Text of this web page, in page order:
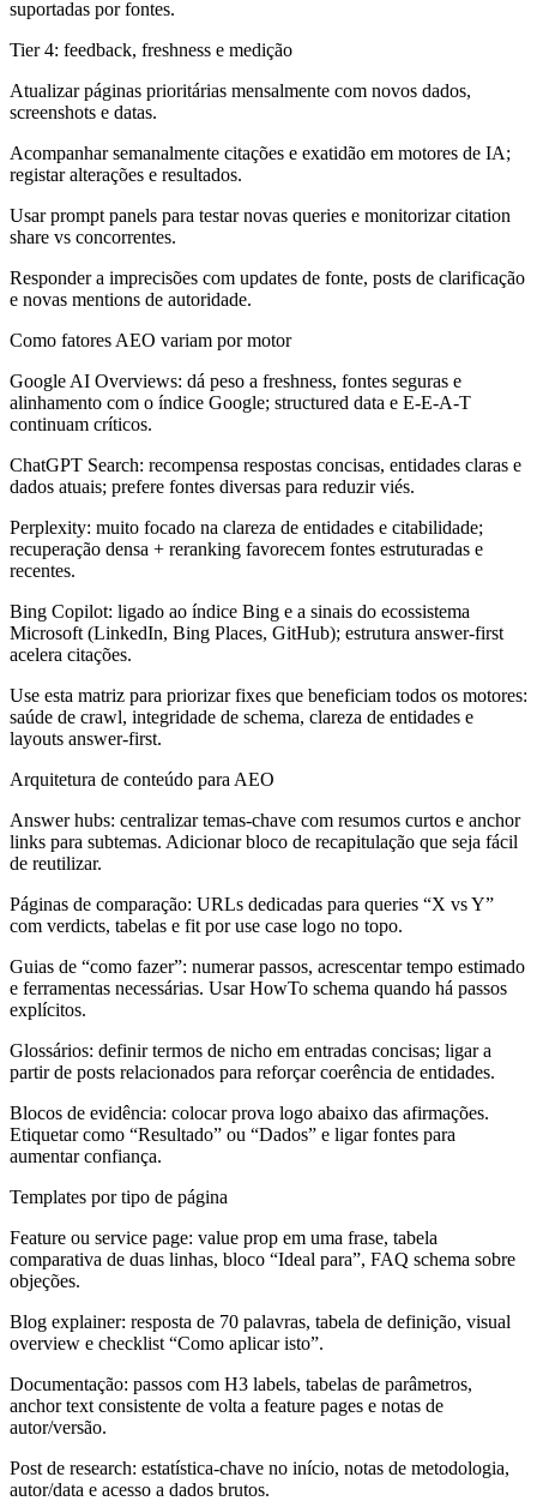
suportadas por fontes.
Tier 4: feedback, freshness e medição
Atualizar páginas prioritárias mensalmente com novos dados,
screenshots e datas.
Acompanhar semanalmente citações e exatidão em motores de IA;
registar alterações e resultados.
Usar prompt panels para testar novas queries e monitorizar citation
share vs concorrentes.
Responder a imprecisões com updates de fonte, posts de clarificação
e novas mentions de autoridade.
Como fatores AEO variam por motor
Google AI Overviews: dá peso a freshness, fontes seguras e
alinhamento com o índice Google; structured data e E-E-A-T
continuam críticos.
ChatGPT Search: recompensa respostas concisas, entidades claras e
dados atuais; prefere fontes diversas para reduzir viés.
Perplexity: muito focado na clareza de entidades e citabilidade;
recuperação densa + reranking favorecem fontes estruturadas e
recentes.
Bing Copilot: ligado ao índice Bing e a sinais do ecossistema
Microsoft (LinkedIn, Bing Places, GitHub); estrutura answer-first
acelera citações.
Use esta matriz para priorizar fixes que beneficiam todos os motores:
saúde de crawl, integridade de schema, clareza de entidades e
layouts answer-first.
Arquitetura de conteúdo para AEO
Answer hubs: centralizar temas-chave com resumos curtos e anchor
links para subtemas. Adicionar bloco de recapitulação que seja fácil
de reutilizar.
Páginas de comparação: URLs dedicadas para queries “X vs Y”
com verdicts, tabelas e fit por use case logo no topo.
Guias de “como fazer”: numerar passos, acrescentar tempo estimado
e ferramentas necessárias. Usar HowTo schema quando há passos
explícitos.
Glossários: definir termos de nicho em entradas concisas; ligar a
partir de posts relacionados para reforçar coerência de entidades.
Blocos de evidência: colocar prova logo abaixo das afirmações.
Etiquetar como “Resultado” ou “Dados” e ligar fontes para
aumentar confiança.
Templates por tipo de página
Feature ou service page: value prop em uma frase, tabela
comparativa de duas linhas, bloco “Ideal para”, FAQ schema sobre
objeções.
Blog explainer: resposta de 70 palavras, tabela de definição, visual
overview e checklist “Como aplicar isto”.
Documentação: passos com H3 labels, tabelas de parâmetros,
anchor text consistente de volta a feature pages e notas de
autor/versão.
Post de research: estatística-chave no início, notas de metodologia,
autor/data e acesso a dados brutos.